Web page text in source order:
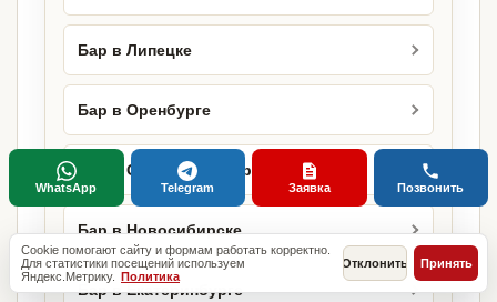
Бар в Липецке
Бар в Оренбурге
Бар в Санкт-Петербурге
Бар в Новосибирске
Бар в Екатеринбурге
Cookie помогают сайту и формам работать корректно.
Для статистики посещений используем
Яндекс.Метрику. Политика
Отклонить Принять
WhatsApp Telegram Заявка Позвонить